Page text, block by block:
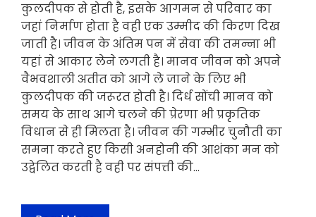
कुलदीपक से होती है, इसके आगमन से परिवार का
जहां निर्माण होता है वही एक उम्मीद की किरण दिख
जाती है। जीवन के अंतिम पन में सेवा की तमन्ना भी
यहां से आकार लेने लगती है। मानव जीवन को अपने
वैभवशाली अतीत को आगे ले जाने के लिए भी
कुलदीपक की जरूरत होती है। दिर्ध सोंची मानव को
समय के साथ आगे चलने की प्रेरणा भी प्रकृतिक
विधान से ही मिलता है। जीवन की गम्भीर चुनौती का
समना करते हुए किसी अनहोनी की आशंका मन को
उद्वेलित करती है वही पर संपत्ती की…